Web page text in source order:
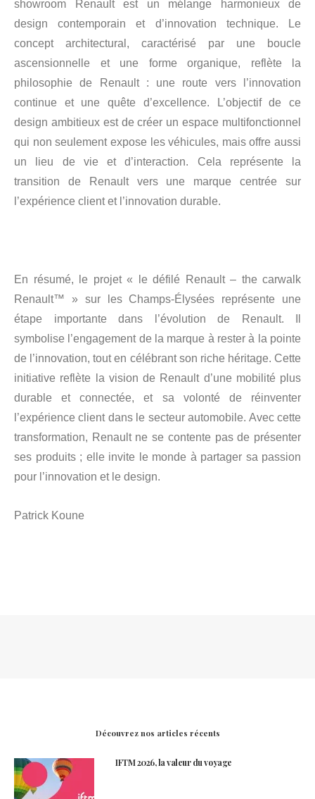
showroom Renault est un mélange harmonieux de
design contemporain et d’innovation technique. Le
concept architectural, caractérisé par une boucle
ascensionnelle et une forme organique, reflète la
philosophie de Renault : une route vers l’innovation
continue et une quête d’excellence. L’objectif de ce
design ambitieux est de créer un espace multifonctionnel
qui non seulement expose les véhicules, mais offre aussi
un lieu de vie et d’interaction. Cela représente la
transition de Renault vers une marque centrée sur
l’expérience client et l’innovation durable.
En résumé, le projet « le défilé Renault – the carwalk
Renault™ » sur les Champs-Élysées représente une
étape importante dans l’évolution de Renault. Il
symbolise l’engagement de la marque à rester à la pointe
de l’innovation, tout en célébrant son riche héritage. Cette
initiative reflète la vision de Renault d’une mobilité plus
durable et connectée, et sa volonté de réinventer
l’expérience client dans le secteur automobile. Avec cette
transformation, Renault ne se contente pas de présenter
ses produits ; elle invite le monde à partager sa passion
pour l’innovation et le design.
Patrick Koune
Découvrez nos articles récents
IFTM 2026, la valeur du voyage